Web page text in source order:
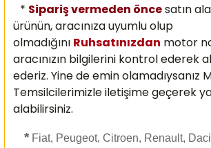
* Sipariş vermeden öncesatın
ürünün, aracınıza uyumlu olup
olmadığını Ruhsatınızdan motor
aracınızın bilgilerini kontrol ederek
ederiz. Yine de emin olamadıysanız
Temsilcilerimizle iletişime geçerek
alabilirsiniz.
* Fiat, Peugeot, Citroen, Renault,